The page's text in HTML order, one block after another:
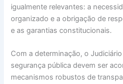
igualmente relevantes: a
organizado e a obrigação de
e as garantias constitucionais.
Com a determinação, o
segurança pública devem ser
mecanismos robustos de